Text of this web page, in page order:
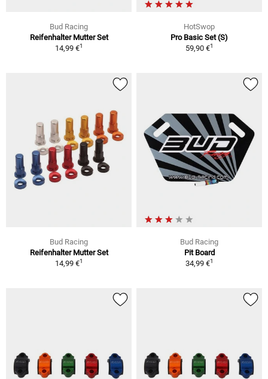
Bud Racing
Reifenhalter Mutter Set
14,99 €1
HotSwop
Pro Basic Set (S)
59,90 €1
Bud Racing
Reifenhalter Mutter Set
14,99 €1
Bud Racing
Pit Board
34,99 €1